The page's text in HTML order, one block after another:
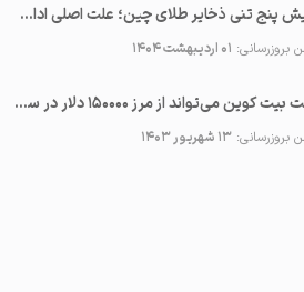
افزایش پنج تنی ذخایر طلای چین؛ علت اصلی ادامه رشد قیمت طلا
بروزرسانی: ۰۱ اردیبهشت ۱۴۰۴
قیمت بیت کوین می‌تواند از مرز ۱۵۰۰۰۰ دلار در سال ۲۰۲۳ عبور کند
بروزرسانی:۱۳ شهریور ۱۴۰۳